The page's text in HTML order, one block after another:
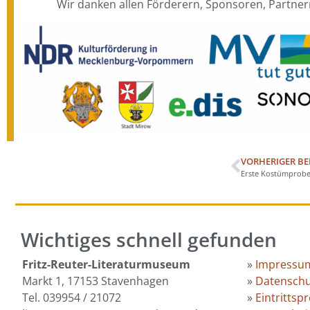
Wir danken allen Förderern, Sponsoren,
VORHERIGER
Erste
Wichtiges schnell gefunden
Fritz-Reuter-Literaturmuseum
Markt 1, 17153 Stavenhagen
Tel. 039954 / 21072
»
»
»